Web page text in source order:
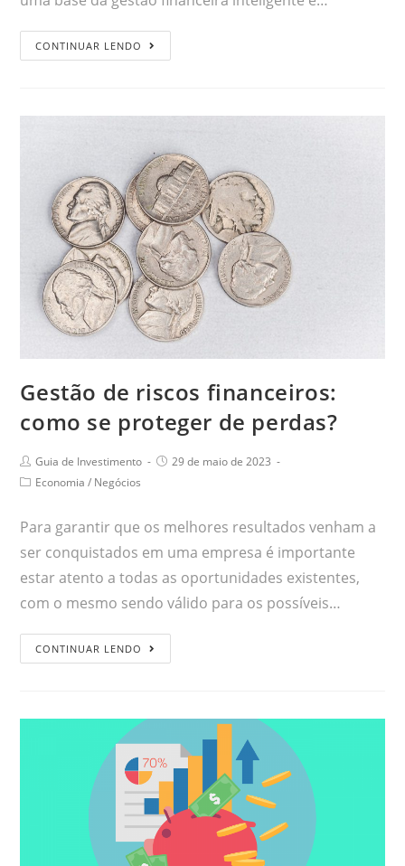
CONTINUAR LENDO
Gestão de riscos financeiros:
como se proteger de perdas?
Guia de Investimento
29 de maio de 2023
Economia / Negócios
Para garantir que os melhores resultados venham a
ser conquistados em uma empresa é importante
estar atento a todas as oportunidades existentes,
com o mesmo sendo válido para os possíveis…
CONTINUAR LENDO